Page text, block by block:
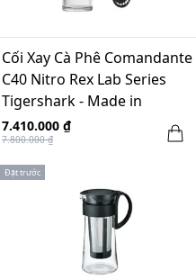
Cối Xay Cà Phê Comandante
C40 Nitro Rex Lab Series
Tigershark - Made in
Germany
7.410.000 ₫
7.800.000 ₫
Đặt trước